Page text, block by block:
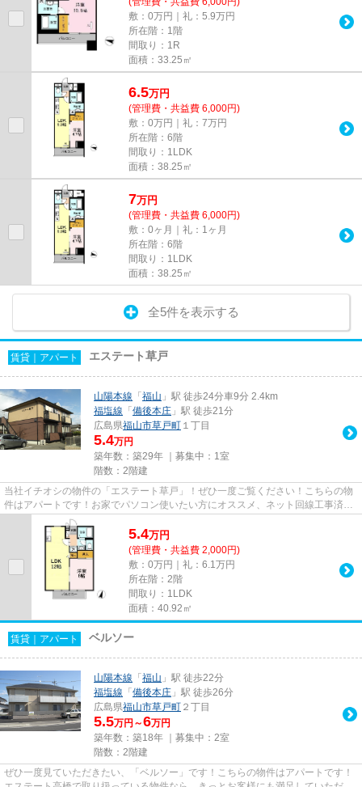
敷：0万円｜礼：5.9万円
所在階：1階
間取り：1R
面積：33.25㎡
6.5万円
(管理費・共益費 6,000円)
敷：0万円｜礼：7万円
所在階：6階
間取り：1LDK
面積：38.25㎡
7万円
(管理費・共益費 6,000円)
敷：0ヶ月｜礼：1ヶ月
所在階：6階
間取り：1LDK
面積：38.25㎡
全5件を表示する
賃貸｜アパート エステート草戸
山陽本線 「 福山 」駅 徒歩24分車9分 2.4km
福塩線 「 備後本庄 」駅 徒歩21分
広島県福山市草戸町 １丁目
5.4万円
築年数：築29年 ｜募集中： 1室
階数：2階建
当社イチオシの物件の「エステート草戸」！ぜひ一度ご覧ください！こちらの物
件はアパートです！お家でパソコン使いたい方にオススメ、ネット回線工事済み
物件！福山市での物件探しな...
5.4万円
(管理費・共益費 2,000円)
敷：0万円｜礼：6.1万円
所在階：2階
間取り：1LDK
面積：40.92㎡
賃貸｜アパート ベルソー
山陽本線 「 福山 」駅 徒歩22分
福塩線 「 備後本庄 」駅 徒歩26分
広島県福山市草戸町 ２丁目
5.5万円～6万円
築年数：築18年 ｜募集中： 2室
階数：2階建
ぜひ一度見ていただきたい、「ベルソー」です！こちらの物件はアパートです！